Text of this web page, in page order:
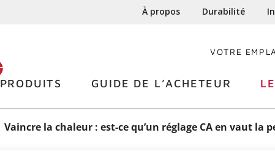
À propos Durabilité
VOTRE
PRODUITS GUIDE DE L’ACHETEUR
Vaincre la chaleur : est-ce qu’un réglage CA en vaut la